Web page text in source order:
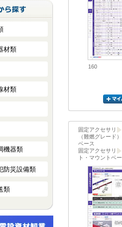
160
固定アクセサリ
（難燃グレード
ベース
固定アクセサリ
ト・マウントベ
材類
材類
機器類
防災設備類
類